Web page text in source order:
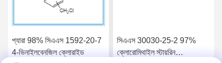
প্যারা 98% সিএএস 1592-20-7
4-ভিনাইলবেনজিল ক্লোরাইড
সিএএস 30030-25-2 97%
ক্লোরোমিথাইল স্টায়রিন